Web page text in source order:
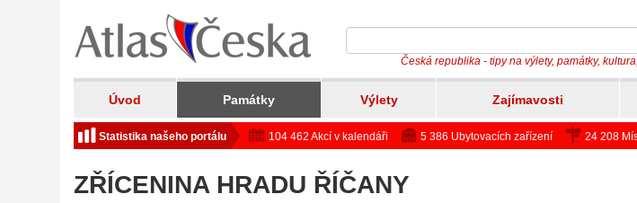
Česká republika - tipy na výlety, památky,
Úvod Památky Výlety Zajímavosti
Statistika našeho portálu 104 462 Akcí v kalendáři 5 386 Ubytovacích zařízení 24 208
ZŘÍCENINA HRADU ŘÍČANY